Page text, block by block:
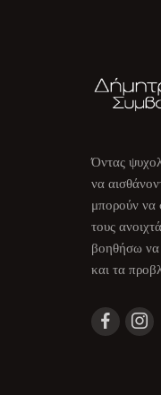
Όντας
να
μπορούν να
τους
βοηθήσω να
και τα